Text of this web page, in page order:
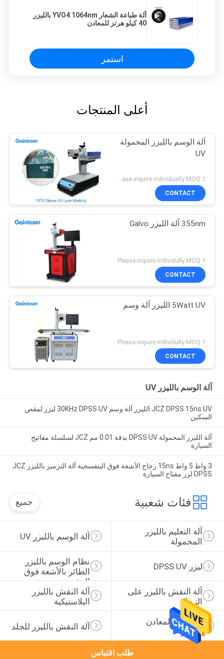
آلة طباعة الشعار YVO4 1064nm بالليزر
40 كيلو هرتز للمعادن
استمر
أعلى المنتجات
آلة الوسم بالليزر المحمولة
UV
Please inquire individually MOQ:1
CONTACT
355nm آلة الليزر Galvo
Please inquire individully MOQ:1
CONTACT
5Watt UV الليزر آلة وسم
Please inquire individully MOQ:1
CONTACT
آلة الوسم بالليزر UV
JCZ DPSS 15ns UV الليزر آلة وسم 30KHz DPSS UV ليزر لمقص
السكين
آلة الليزر المحمولة DPSS UV بدقة 0.01 مم JCZ لسلسلة مفاتيح
السيارة
3 واط 5 واط 15ns زجاج الأشعة فوق البنفسجية آلة الترميز بالليزر JCZ
DPSS لزر مفتاح السيارة
فئات شعبية جميع
آلة الوسم بالليزر UV
آلة التعليم بالليزر
المحمولة
نظام الوسم بالليزر
الطائر بالأشعة فوق
البنفسجية
ليزر DPSS UV
آلة النقش بالليزر
البلاستيكية
آلة النقش بالليزر على
الزجاج
آلة النقش بالليزر للجلد
آلة وسم المعادن
بالليزر
طلب اقتباس